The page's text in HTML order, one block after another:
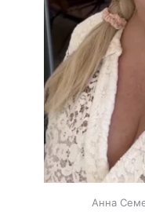
Анна